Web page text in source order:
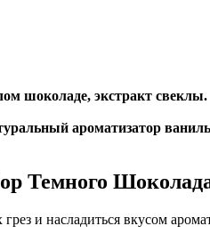
шоколаде, экстракт свеклы.
ароматизатор
Темного
и насладиться вкусом